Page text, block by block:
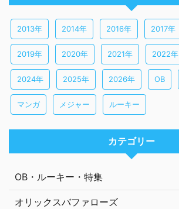
2013年 2014年 2016年 2017年
2019年 2020年 2021年 2022年
2024年 2025年 2026年 OB
マンガ メジャー ルーキー
カテゴリー
OB・ルーキー・特集
オリックスバファローズ